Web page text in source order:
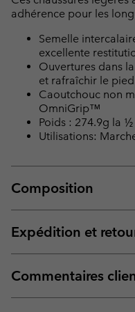
adhérence pour les
Semelle
excellente
Ouvertures dans
et rafraîchir le
Caoutchouc non
OmniGrip™
Poids : 274.9g la
Utilisations:
Composition
Expédition et
Commentaires